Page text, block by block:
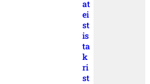
at
ei
st
is
ta
k
ri
st